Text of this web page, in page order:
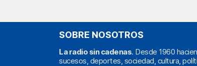
SOBRE NOSOTROS
La radio sin cadenas. Desde 1960
sucesos, deportes, sociedad, cultura,